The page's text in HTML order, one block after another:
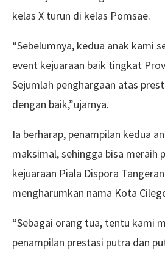
kelas X turun di kelas Pomsae.
“Sebelumnya, kedua anak kami
event kejuaraan baik tingkat
Sejumlah penghargaan atas
dengan baik,”ujarnya.
Ia berharap, penampilan kedua
maksimal, sehingga bisa meraih
kejuaraan Piala Dispora
mengharumkan nama Kota
“Sebagai orang tua, tentu kami
penampilan prestasi putra dan